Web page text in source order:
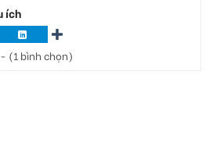
ích
(1 bình chọn)